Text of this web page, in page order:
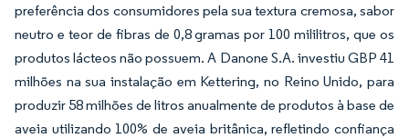
preferência dos consumidores pela sua textura cremosa, sabor
neutro e teor de fibras de 0,8 gramas por 100 mililitros, que os
produtos lácteos não possuem. A Danone S.A. investiu GBP 41
milhões na sua instalação em Kettering, no Reino Unido, para
produzir 58 milhões de litros anualmente de produtos à base de
aveia utilizando 100% de aveia britânica, refletindo confiança